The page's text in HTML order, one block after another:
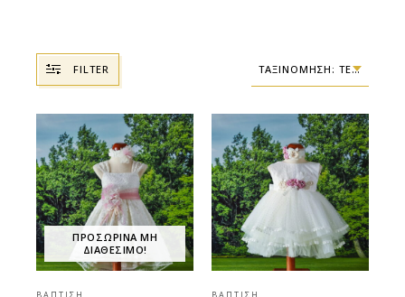
FILTER ΤΑΞΙΝΌΜΗΣΗ: ΤΕΛΕΥΤΑΊΑ
ΠΡΟΣΩΡΙΝΆ ΜΗ
ΔΙΑΘΈΣΙΜΟ!